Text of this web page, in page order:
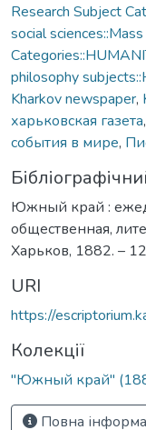
Research Subject
social
philosophy
Kharkov newspaper,
харьковская газета,
события в мире,
Южный край :
общественная,
Харьков, 1882. –
URI
https://
Колекції
"Южный край"
Повна